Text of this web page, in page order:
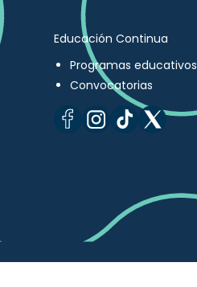
Educación Continua
Programas educativos
Convocatorias